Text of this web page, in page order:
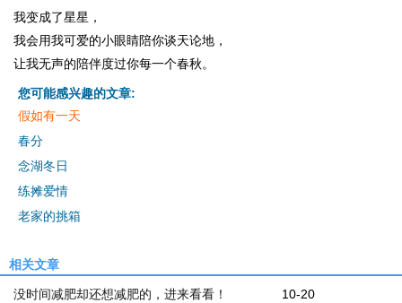
我变成了星星，
我会用我可爱的小眼睛陪你谈天论地，
让我无声的陪伴度过你每一个春秋。
您可能感兴趣的文章:
假如有一天
春分
念湖冬日
练摊爱情
老家的挑箱
相关文章
10-20
没时间减肥却还想减肥的，进来看看！